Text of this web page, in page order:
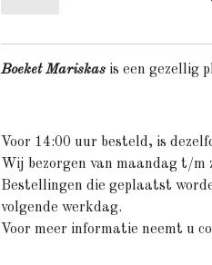
Boeket Mariskas is een gezellig
Voor 14:00 uur besteld, is
Wij bezorgen van maandag t/m
Bestellingen die geplaatst
volgende werkdag.
Voor meer informatie neemt u